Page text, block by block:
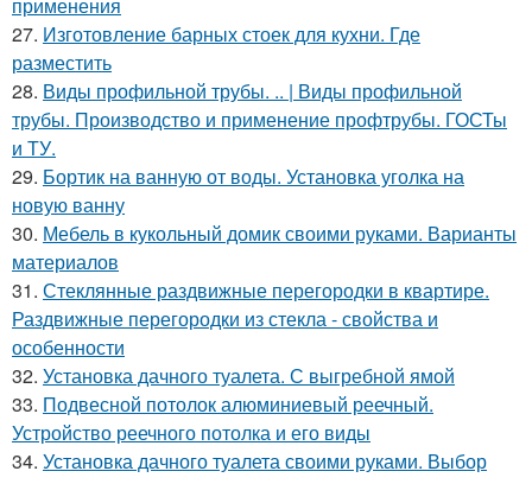
27. Изготовление барных стоек для кухни. Где
разместить
28. Виды профильной трубы. .. | Виды профильной
трубы. Производство и применение профтрубы. ГОСТы
и ТУ.
29. Бортик на ванную от воды. Установка уголка на
новую ванну
30. Мебель в кукольный домик своими руками. Варианты
материалов
31. Стеклянные раздвижные перегородки в квартире.
Раздвижные перегородки из стекла - свойства и
особенности
32. Установка дачного туалета. С выгребной ямой
33. Подвесной потолок алюминиевый реечный.
Устройство реечного потолка и его виды
34. Установка дачного туалета своими руками. Выбор